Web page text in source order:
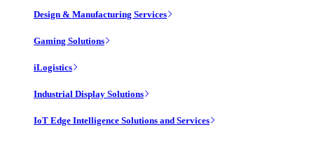
Design & Manufacturing Services
Gaming Solutions
iLogistics
Industrial Display Solutions
IoT Edge Intelligence Solutions and Services